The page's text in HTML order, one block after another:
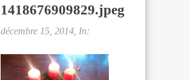
1418676909829.jpeg
décembre 15, 2014, In: